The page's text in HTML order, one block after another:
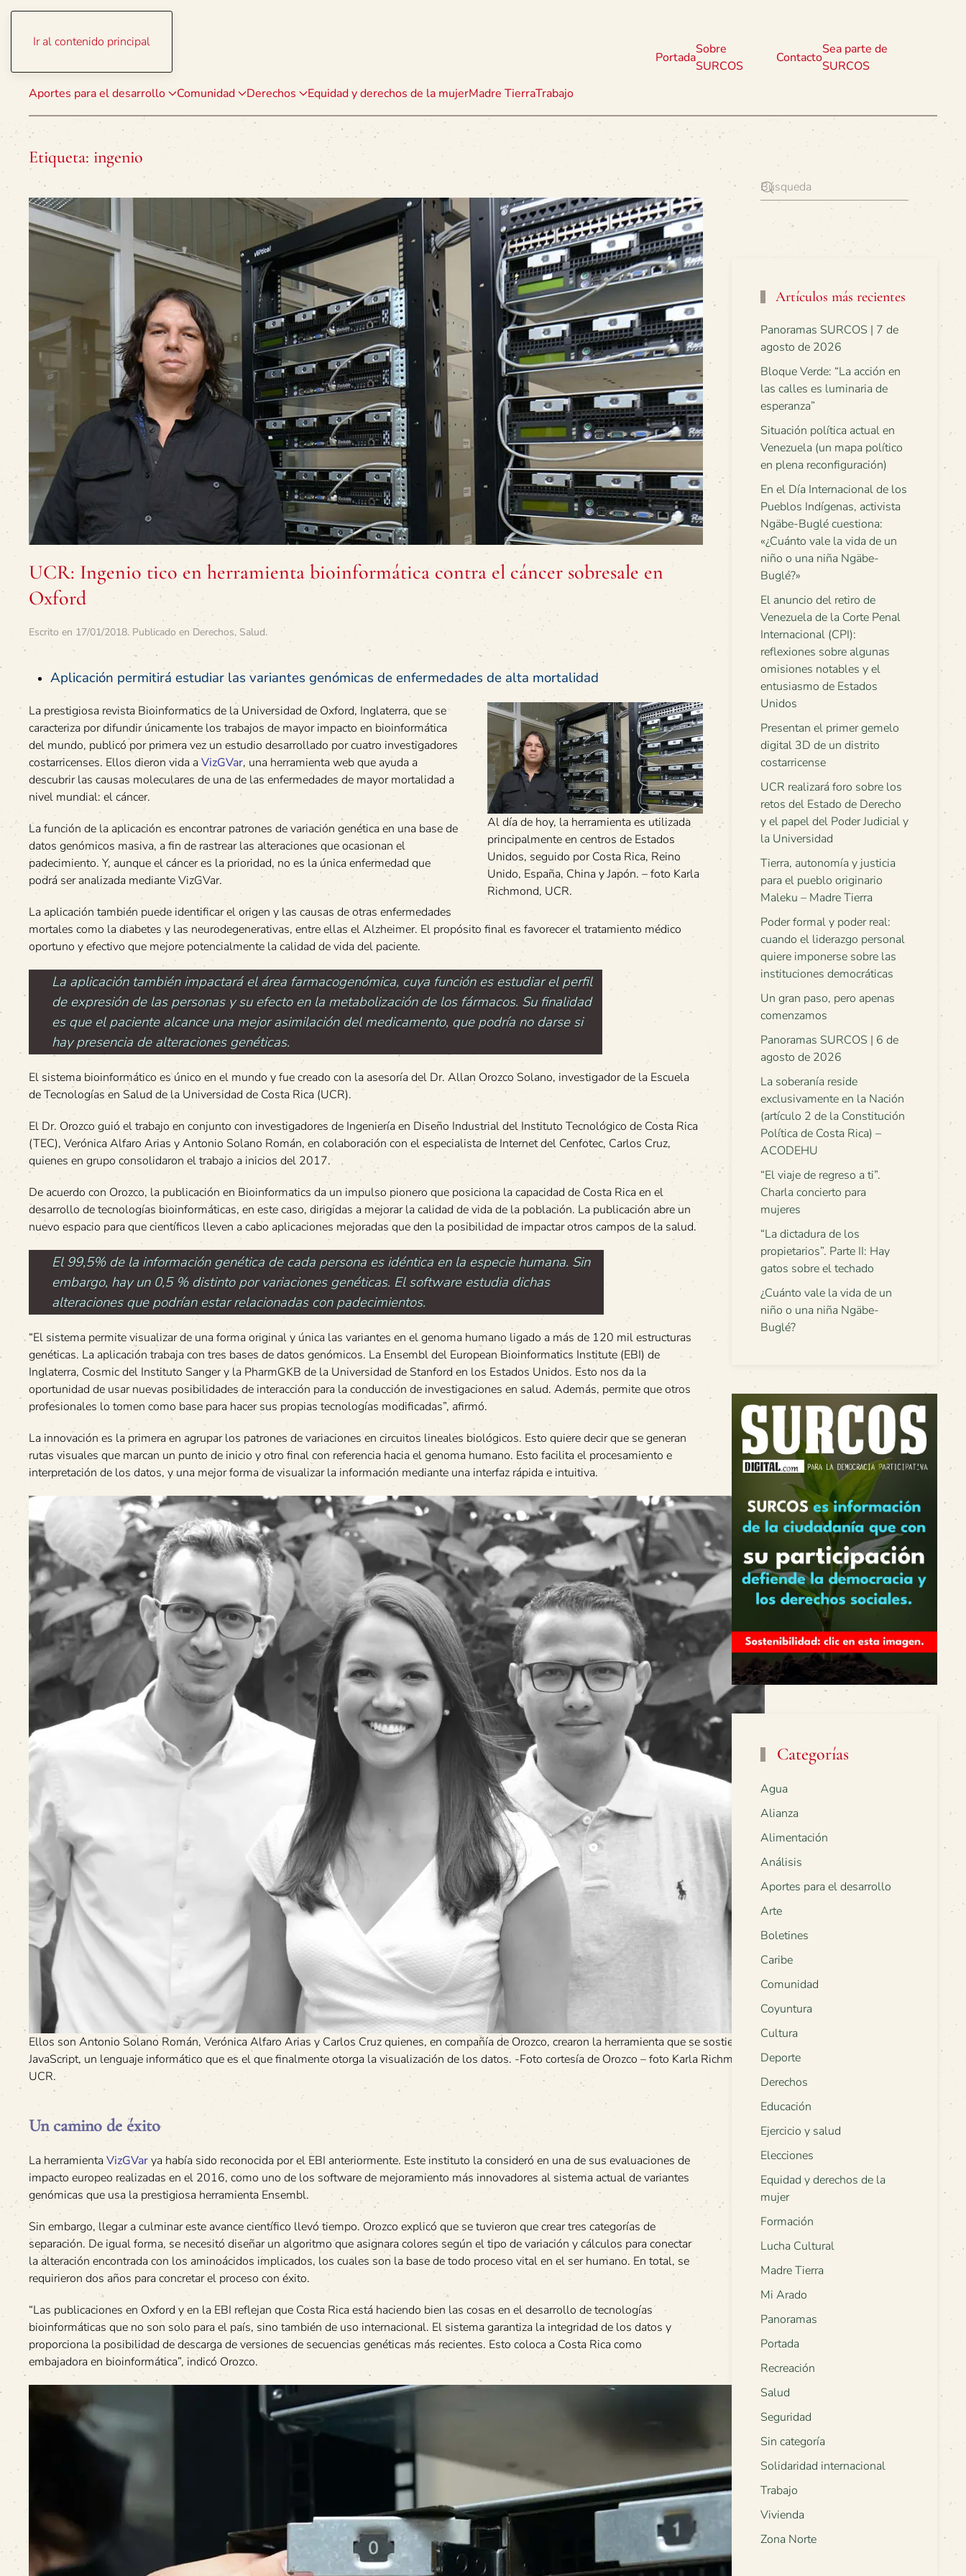
Ir al contenido principal
Aportes para el desarrollo Comunidad Derechos Equidad y derechos de la mujerMadre TierraTrabajo
Portada
Sobre
SURCOS
Contacto
Sea parte de
SURCOS
Etiqueta: ingenio
UCR: Ingenio tico en herramienta bioinformática contra el cáncer sobresale en
Oxford
Escrito en 17/01/2018. Publicado en Derechos, Salud.
Aplicación permitirá estudiar las variantes genómicas de enfermedades de alta mortalidad
Al día de hoy, la herramienta es utilizada
principalmente en centros de Estados
Unidos, seguido por Costa Rica, Reino
Unido, España, China y Japón. – foto Karla
Richmond, UCR.
La prestigiosa revista Bioinformatics de la Universidad de Oxford, Inglaterra, que se
caracteriza por difundir únicamente los trabajos de mayor impacto en bioinformática
del mundo, publicó por primera vez un estudio desarrollado por cuatro investigadores
costarricenses. Ellos dieron vida aVizGVar, una herramienta web que ayuda a
descubrir las causas moleculares de una de las enfermedades de mayor mortalidad a
nivel mundial: el cáncer.
La función de la aplicación es encontrar patrones de variación genética en una base de
datos genómicos masiva, a fin de rastrear las alteraciones que ocasionan el
padecimiento. Y, aunque el cáncer es la prioridad, no es la única enfermedad que
podrá ser analizada mediante VizGVar.
La aplicación también puede identificar el origen y las causas de otras enfermedades
mortales como la diabetes y las neurodegenerativas, entre ellas el Alzheimer. El propósito final es favorecer el tratamiento médico
oportuno y efectivo que mejore potencialmente la calidad de vida del paciente.
La aplicación también impactará el área farmacogenómica, cuya función es estudiar el perfil
de expresión de las personas y su efecto en la metabolización de los fármacos. Su finalidad
es que el paciente alcance una mejor asimilación del medicamento, que podría no darse si
hay presencia de alteraciones genéticas.
El sistema bioinformático es único en el mundo y fue creado con la asesoría del Dr. Allan Orozco Solano, investigador de la Escuela
de Tecnologías en Salud de la Universidad de Costa Rica (UCR).
El Dr. Orozco guió el trabajo en conjunto con investigadores de Ingeniería en Diseño Industrial del Instituto Tecnológico de Costa Rica
(TEC), Verónica Alfaro Arias y Antonio Solano Román, en colaboración con el especialista de Internet del Cenfotec, Carlos Cruz,
quienes en grupo consolidaron el trabajo a inicios del 2017.
De acuerdo con Orozco, la publicación en Bioinformatics da un impulso pionero que posiciona la capacidad de Costa Rica en el
desarrollo de tecnologías bioinformáticas, en este caso, dirigidas a mejorar la calidad de vida de la población. La publicación abre un
nuevo espacio para que científicos lleven a cabo aplicaciones mejoradas que den la posibilidad de impactar otros campos de la salud.
El 99,5% de la información genética de cada persona es idéntica en la especie humana. Sin
embargo, hay un 0,5 % distinto por variaciones genéticas. El software estudia dichas
alteraciones que podrían estar relacionadas con padecimientos.
“El sistema permite visualizar de una forma original y única las variantes en el genoma humano ligado a más de 120 mil estructuras
genéticas. La aplicación trabaja con tres bases de datos genómicos. La Ensembl del European Bioinformatics Institute (EBI) de
Inglaterra, Cosmic del Instituto Sanger y la PharmGKB de la Universidad de Stanford en los Estados Unidos. Esto nos da la
oportunidad de usar nuevas posibilidades de interacción para la conducción de investigaciones en salud. Además, permite que otros
profesionales lo tomen como base para hacer sus propias tecnologías modificadas”, afirmó.
La innovación es la primera en agrupar los patrones de variaciones en circuitos lineales biológicos. Esto quiere decir que se generan
rutas visuales que marcan un punto de inicio y otro final con referencia hacia el genoma humano. Esto facilita el procesamiento e
interpretación de los datos, y una mejor forma de visualizar la información mediante una interfaz rápida e intuitiva.
Ellos son Antonio Solano Román, Verónica Alfaro Arias y Carlos Cruz quienes, en compañía de Orozco, crearon la herramienta que se sostiene por
JavaScript, un lenguaje informático que es el que finalmente otorga la visualización de los datos. -Foto cortesía de Orozco – foto Karla Richmond,
UCR.
Un camino de éxito
La herramientaVizGVarya había sido reconocida por el EBI anteriormente. Este instituto la consideró en una de sus evaluaciones de
impacto europeo realizadas en el 2016, como uno de los software de mejoramiento más innovadores al sistema actual de variantes
genómicas que usa la prestigiosa herramienta Ensembl.
Sin embargo, llegar a culminar este avance científico llevó tiempo. Orozco explicó que se tuvieron que crear tres categorías de
separación. De igual forma, se necesitó diseñar un algoritmo que asignara colores según el tipo de variación y cálculos para conectar
la alteración encontrada con los aminoácidos implicados, los cuales son la base de todo proceso vital en el ser humano. En total, se
requirieron dos años para concretar el proceso con éxito.
“Las publicaciones en Oxford y en la EBI reflejan que Costa Rica está haciendo bien las cosas en el desarrollo de tecnologías
bioinformáticas que no son solo para el país, sino también de uso internacional. El sistema garantiza la integridad de los datos y
proporciona la posibilidad de descarga de versiones de secuencias genéticas más recientes. Esto coloca a Costa Rica como
embajadora en bioinformática”, indicó Orozco.
Artículos más recientes
Panoramas SURCOS | 7 de
agosto de 2026
Bloque Verde: “La acción en
las calles es luminaria de
esperanza”
Situación política actual en
Venezuela (un mapa político
en plena reconfiguración)
En el Día Internacional de los
Pueblos Indígenas, activista
Ngäbe-Buglé cuestiona:
«¿Cuánto vale la vida de un
niño o una niña Ngäbe-
Buglé?»
El anuncio del retiro de
Venezuela de la Corte Penal
Internacional (CPI):
reflexiones sobre algunas
omisiones notables y el
entusiasmo de Estados
Unidos
Presentan el primer gemelo
digital 3D de un distrito
costarricense
UCR realizará foro sobre los
retos del Estado de Derecho
y el papel del Poder Judicial y
la Universidad
Tierra, autonomía y justicia
para el pueblo originario
Maleku – Madre Tierra
Poder formal y poder real:
cuando el liderazgo personal
quiere imponerse sobre las
instituciones democráticas
Un gran paso, pero apenas
comenzamos
Panoramas SURCOS | 6 de
agosto de 2026
La soberanía reside
exclusivamente en la Nación
(artículo 2 de la Constitución
Política de Costa Rica) –
ACODEHU
“El viaje de regreso a ti”.
Charla concierto para
mujeres
“La dictadura de los
propietarios”. Parte II: Hay
gatos sobre el techado
¿Cuánto vale la vida de un
niño o una niña Ngäbe-
Buglé?
Categorías
Agua
Alianza
Alimentación
Análisis
Aportes para el desarrollo
Arte
Boletines
Caribe
Comunidad
Coyuntura
Cultura
Deporte
Derechos
Educación
Ejercicio y salud
Elecciones
Equidad y derechos de la
mujer
Formación
Lucha Cultural
Madre Tierra
Mi Arado
Panoramas
Portada
Recreación
Salud
Seguridad
Sin categoría
Solidaridad internacional
Trabajo
Vivienda
Zona Norte